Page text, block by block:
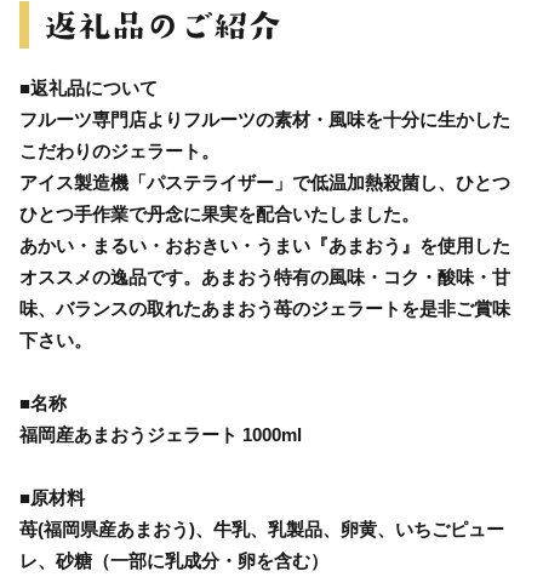
■返礼品について
フルーツ専門店よりフルーツの素材・風味を十分に生かした
こだわりのジェラート。
アイス製造機「パステライザー」で低温加熱殺菌し、ひとつ
ひとつ手作業で丹念に果実を配合いたしました。
あかい・まるい・おおきい・うまい『あまおう』を使用した
オススメの逸品です。あまおう特有の風味・コク・酸味・甘
味、バランスの取れたあまおう苺のジェラートを是非ご賞味
下さい。
■名称
福岡産あまおうジェラート 1000ml
■原材料
苺(福岡県産あまおう)、牛乳、乳製品、卵黄、いちごピュー
レ、砂糖（一部に乳成分・卵を含む）